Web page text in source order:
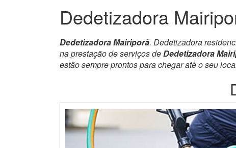
Dedetizadora
Dedetizadora Mairiporã. Dedetizadora
na prestação de serviços deDedetizadora
estão sempre prontos para chegar até o seu